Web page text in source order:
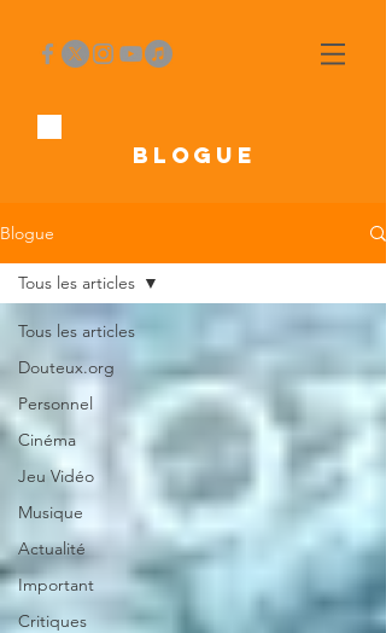
BLOGUE
Blogue
Tous les articles
Douteux.org
Personnel
Cinéma
Jeu Vidéo
Musique
Actualité
Important
Critiques
Tous les articles